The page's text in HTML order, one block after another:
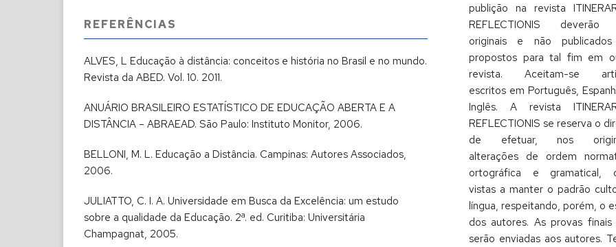
REFERÊNCIAS
ALVES, L Educação à distância: conceitos e história no Brasil e no mundo.
Revista da ABED. Vol. 10. 2011.
ANUÁRIO BRASILEIRO ESTATÍSTICO DE EDUCAÇÃO ABERTA E A
DISTÂNCIA – ABRAEAD. São Paulo: Instituto Monitor, 2006.
BELLONI, M. L. Educação a Distância. Campinas: Autores Associados,
2006.
JULIATTO, C. I. A. Universidade em Busca da Excelência: um estudo
sobre a qualidade da Educação. 2ª. ed. Curitiba: Universitária
Champagnat, 2005.
publição na revista
REFLECTIONIS deverão
originais e não
propostos para tal fim em
revista. Aceitam-se
escritos em Português,
Inglês. A revista
REFLECTIONIS se reserva o
de efetuar, nos
alterações de ordem
ortográfica e gramatical,
vistas a manter o padrão
língua, respeitando, porém, o
dos autores. As provas finais
serão enviadas aos autores.